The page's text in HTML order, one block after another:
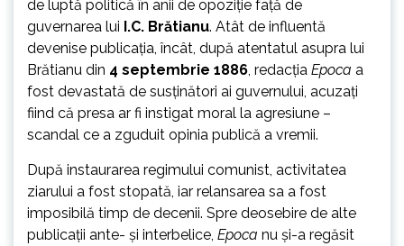
de luptă politică în anii de opoziție față de
guvernarea lui I.C. Brătianu. Atât de influentă
devenise publicația, încât, după atentatul asupra lui
Brătianu din 4 septembrie 1886 , redacția Epoca a
fost devastată de susținători ai guvernului, acuzați
fiind că presa ar fi instigat moral la agresiune –
scandal ce a zguduit opinia publică a vremii.
După instaurarea regimului comunist, activitatea
ziarului a fost stopată, iar relansarea sa a fost
imposibilă timp de decenii. Spre deosebire de alte
publicații ante- și interbelice, Epoca nu și-a regăsit